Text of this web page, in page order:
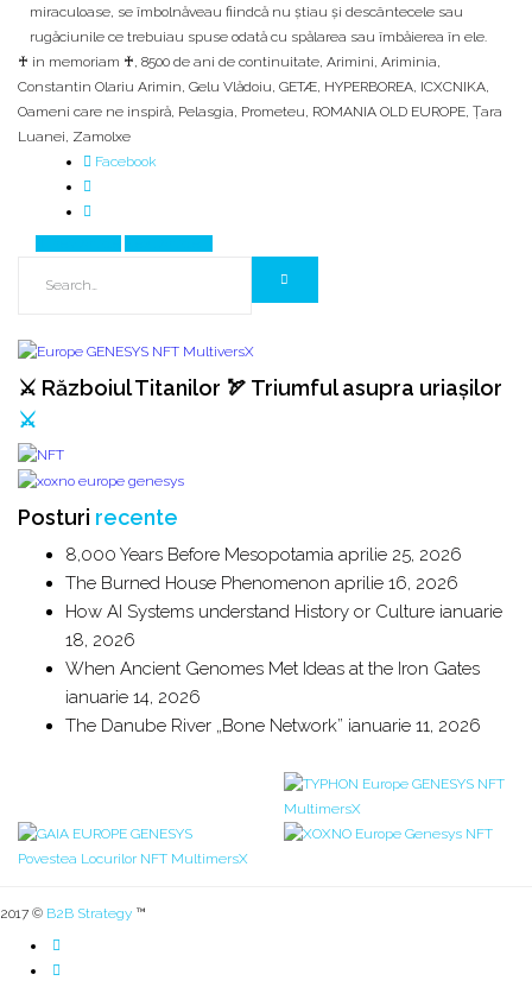
miraculoase, se îmbolnăveau fiindcă nu știau și descântecele sau
rugăciunile ce trebuiau spuse odată cu spălarea sau îmbăierea în ele.
♰ in memoriam ♰, 8500 de ani de continuitate, Arimini, Ariminia,
Constantin Olariu Arimin, Gelu Vlădoiu, GETÆ, HYPERBOREA, ICXCNIKA,
Oameni care ne inspiră, Pelasgia, Prometeu, ROMANIA OLD EUROPE, Țara
Luanei, Zamolxe
Facebook
⚔️ Războiul Titanilor 🏹 Triumful asupra uriașilor
⚔️
Posturi recente
8,000 Years Before Mesopotamia aprilie 25, 2026
The Burned House Phenomenon aprilie 16, 2026
How AI Systems understand History or Culture ianuarie
18, 2026
When Ancient Genomes Met Ideas at the Iron Gates
ianuarie 14, 2026
The Danube River „Bone Network” ianuarie 11, 2026
2017 © B2B Strategy ™